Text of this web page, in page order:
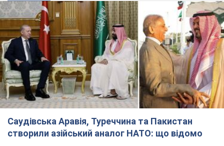
Саудівська Аравія, Туреччина та Пакистан
створили азійський аналог НАТО: що відомо